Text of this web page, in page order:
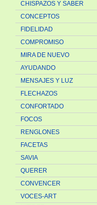
CHISPAZOS Y SABER
CONCEPTOS
FIDELIDAD
COMPROMISO
MIRA DE NUEVO
AYUDANDO
MENSAJES Y LUZ
FLECHAZOS
CONFORTADO
FOCOS
RENGLONES
FACETAS
SAVIA
QUERER
CONVENCER
VOCES-ART